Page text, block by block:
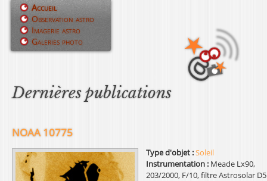
Jump to navigation
Dernières publications
NOAA 10775
Type d'objet :Soleil
Instrumentation : Meade Lx90,
203/2000, F/10, filtre Astrosolar D5
M
u
r
i
Accueil
Observation astro
Imagerie astro
Galeries photo